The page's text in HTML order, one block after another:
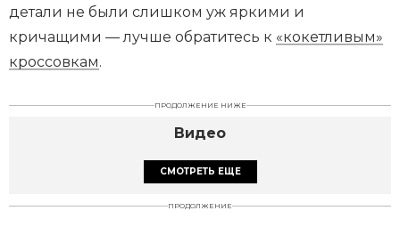
детали не были слишком уж яркими и
кричащими — лучше обратитесь к «кокетливым»
кроссовкам.
ПРОДОЛЖЕНИЕ НИЖЕ
Видео
СМОТРЕТЬ ЕЩЕ
ПРОДОЛЖЕНИЕ